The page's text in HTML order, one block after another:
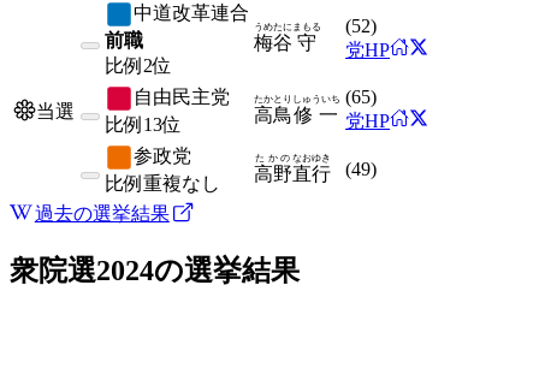
中道改革連合
前職
比例 2位
梅谷
うめたに
守
まもる (52)
党HP
当選
自由民主党
比例 13位 高鳥
たかとり
修一
しゅういち (65)
党HP
参政党
比例 重複なし 高野
たかの
直行
なおゆき
(49)
過去の選挙結果
衆院選2024の選挙結果